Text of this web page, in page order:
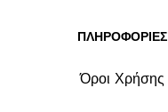
ΠΛΗΡΟΦΟΡΙΕΣ
Όροι Χρήσης